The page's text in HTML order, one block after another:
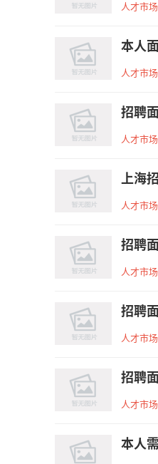
人才市
本人
人才市
招聘
人才市
上海
人才市
招聘
人才市
招聘
人才市
招聘
人才市
本人